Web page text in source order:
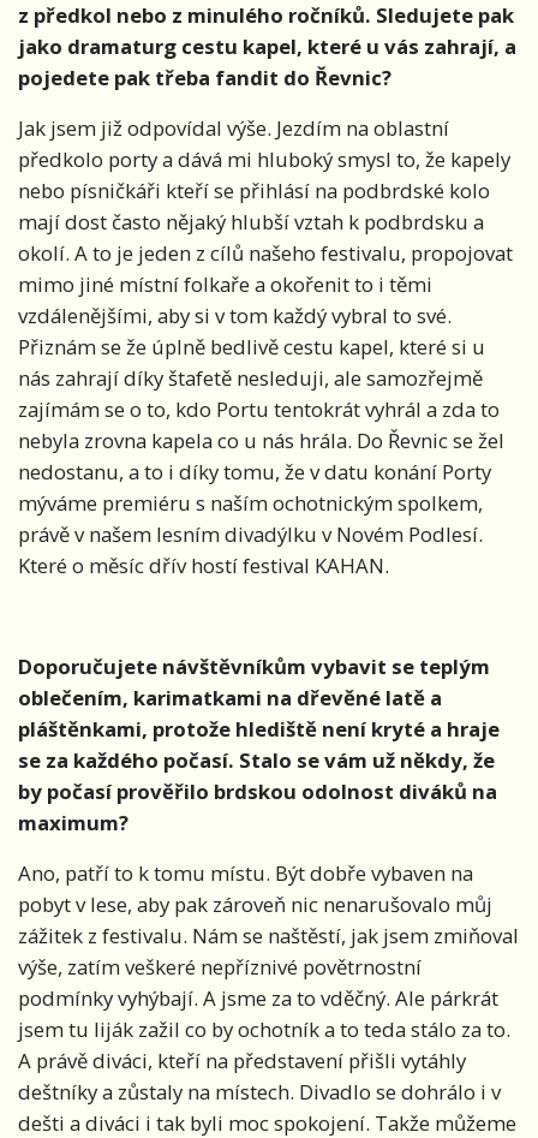
z předkol nebo z minulého ročníků. Sledujete pak
jako dramaturg cestu kapel, které u vás zahrají, a
pojedete pak třeba fandit do Řevnic?
Jak jsem již odpovídal výše. Jezdím na oblastní
předkolo porty a dává mi hluboký smysl to, že kapely
nebo písničkáři kteří se přihlásí na podbrdské kolo
mají dost často nějaký hlubší vztah k podbrdsku a
okolí. A to je jeden z cílů našeho festivalu, propojovat
mimo jiné místní folkaře a okořenit to i těmi
vzdálenějšími, aby si v tom každý vybral to své.
Přiznám se že úplně bedlivě cestu kapel, které si u
nás zahrají díky štafetě nesleduji, ale samozřejmě
zajímám se o to, kdo Portu tentokrát vyhrál a zda to
nebyla zrovna kapela co u nás hrála. Do Řevnic se žel
nedostanu, a to i díky tomu, že v datu konání Porty
mýváme premiéru s naším ochotnickým spolkem,
právě v našem lesním divadýlku v Novém Podlesí.
Které o měsíc dřív hostí festival KAHAN.
Doporučujete návštěvníkům vybavit se teplým
oblečením, karimatkami na dřevěné latě a
pláštěnkami, protože hlediště není kryté a hraje
se za každého počasí. Stalo se vám už někdy, že
by počasí prověřilo brdskou odolnost diváků na
maximum?
Ano, patří to k tomu místu. Být dobře vybaven na
pobyt v lese, aby pak zároveň nic nenarušovalo můj
zážitek z festivalu. Nám se naštěstí, jak jsem zmiňoval
výše, zatím veškeré nepříznivé povětrnostní
podmínky vyhýbají. A jsme za to vděčný. Ale párkrát
jsem tu liják zažil co by ochotník a to teda stálo za to.
A právě diváci, kteří na představení přišli vytáhly
deštníky a zůstaly na místech. Divadlo se dohrálo i v
dešti a diváci i tak byli moc spokojení. Takže můžeme